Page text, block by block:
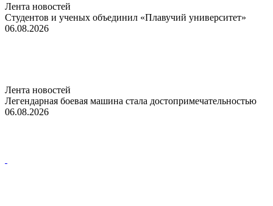
Лента новостей
Студентов и ученых объединил «Плавучий университет»
06.08.2026
Лента новостей
Легендарная боевая машина стала достопримечательностью
06.08.2026